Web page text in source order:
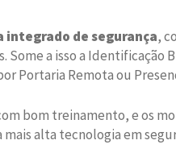
integrado de segurança,
a isso a
Portaria Remota ou
bom treinamento, e os
alta tecnologia em